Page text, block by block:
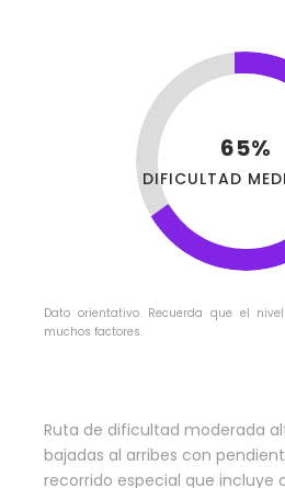
65%
DIFICULTAD
Dato orientativo. Recuerda que el
muchos factores.
Ruta de dificultad moderada
bajadas al arribes con
recorrido especial que incluye